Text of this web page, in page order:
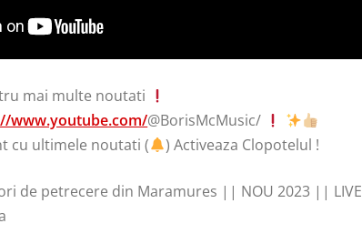
mai multe noutati
www.youtube.com/@BorisMcMusic/
cu ultimele noutati (
) Activeaza Clopotelul !
de petrecere din Maramures || NOU 2023 || LIVE